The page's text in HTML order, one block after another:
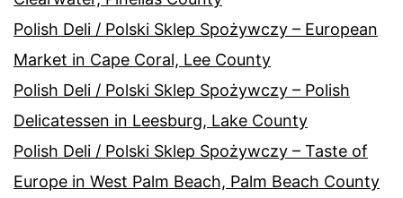
Polish Deli / Polski Sklep Spożywczy – European
Market in Cape Coral, Lee County
Polish Deli / Polski Sklep Spożywczy – Polish
Delicatessen in Leesburg, Lake County
Polish Deli / Polski Sklep Spożywczy – Taste of
Europe in West Palm Beach, Palm Beach County